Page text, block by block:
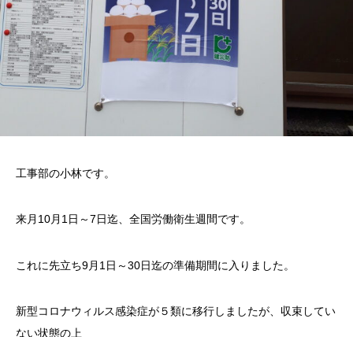
工事部の小林です。
来月10月1日～7日迄、全国労働衛生週間です。
これに先立ち9月1日～30日迄の準備期間に入りました。
新型コロナウィルス感染症が５類に移行しましたが、収束してい
ない状態の上